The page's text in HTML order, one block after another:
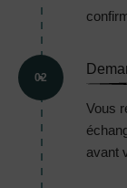
02
Vous
avant